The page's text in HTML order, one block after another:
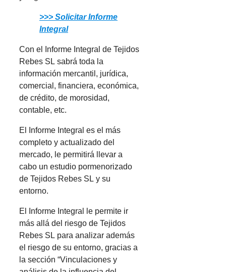
>>> Solicitar Informe
Integral
Con el Informe Integral de Tejidos
Rebes SL sabrá toda la
información mercantil, jurídica,
comercial, financiera, económica,
de crédito, de morosidad,
contable, etc.
El Informe Integral es el más
completo y actualizado del
mercado, le permitirá llevar a
cabo un estudio pormenorizado
de Tejidos Rebes SL y su
entorno.
El Informe Integral le permite ir
más allá del riesgo de Tejidos
Rebes SL para analizar además
el riesgo de su entorno, gracias a
la sección “Vinculaciones y